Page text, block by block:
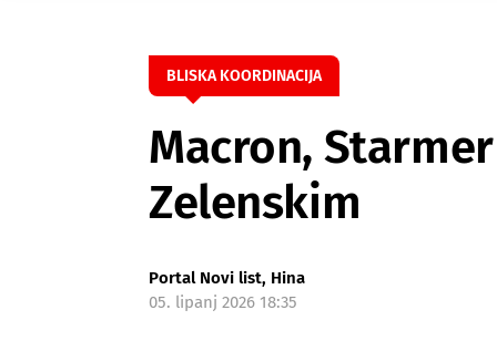
BLISKA KOORDINACIJA
Macron,
Zelenskim
Portal Novi list, Hina
05. lipanj 2026 18:35